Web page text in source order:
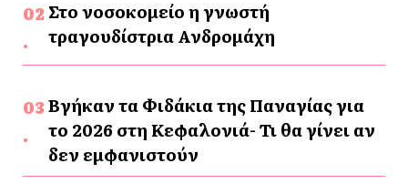
Στο νοσοκομείο η γνωστή
τραγουδίστρια Ανδρομάχη
Βγήκαν τα Φιδάκια της Παναγίας για
το 2026 στη Κεφαλονιά- Τι θα γίνει αν
δεν εμφανιστούν